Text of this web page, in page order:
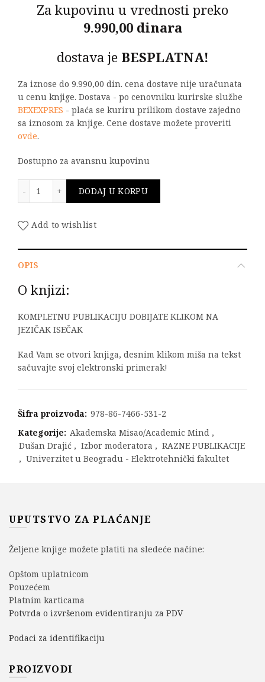
Za kupovinu u vrednosti preko
9.990,00 dinara
dostava je BESPLATNA!
Za iznose do 9.990,00 din. cena dostave nije uračunata
u cenu knjige. Dostava - po cenovniku kurirske službe
BEXEXPRES - plaća se kuriru prilikom dostave zajedno
sa iznosom za knjige. Cene dostave možete proveriti
ovde.
Dostupno za avansnu kupovinu
DODAJ U KORPU
Add to wishlist
OPIS
O knjizi:
KOMPLETNU PUBLIKACIJU DOBIJATE KLIKOM NA
JEZIČAK ISEČAK
Kad Vam se otvori knjiga, desnim klikom miša na tekst
sačuvajte svoj elektronski primerak!
Šifra proizvoda: 978-86-7466-531-2
Kategorije: Akademska Misao/Academic Mind ,
Dušan Drajić , Izbor moderatora , RAZNE PUBLIKACIJE
, Univerzitet u Beogradu - Elektrotehnički fakultet
UPUTSTVO ZA PLAĆANJE
Željene knjige možete platiti na sledeće načine:
Opštom uplatnicom
Pouzećem
Platnim karticama
Potvrda o izvršenom evidentiranju za PDV
Podaci za identifikaciju
PROIZVODI